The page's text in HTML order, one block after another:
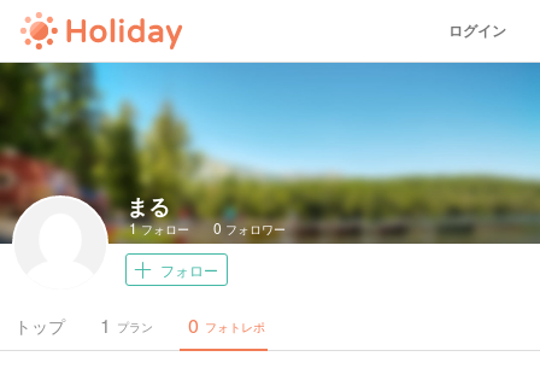
ログイン
まる
1フォロー 0 フォロワー
フォロー
トップ プラン
1 フォトレポ
0